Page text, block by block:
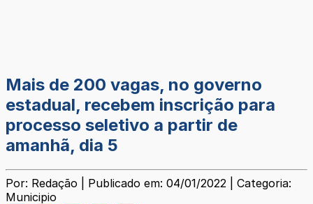
Mais de 200 vagas, no governo
estadual, recebem inscrição para
processo seletivo a partir de
amanhã, dia 5
Por: Redação | Publicado em: 04/01/2022 | Categoria:
Municipio